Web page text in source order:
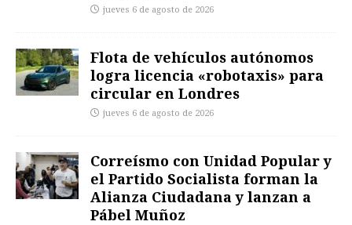
jueves 6 de agosto de 2026
Flota de vehículos autónomos
logra licencia «robotaxis» para
circular en Londres
jueves 6 de agosto de 2026
Correísmo con Unidad Popular y
el Partido Socialista forman la
Alianza Ciudadana y lanzan a
Pábel Muñoz